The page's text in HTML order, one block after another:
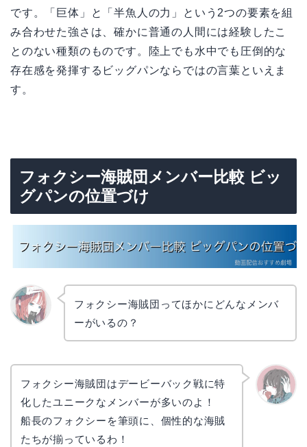
です。「巨体」と「半魚人の力」という2つの要素を組
み合わせた強さは、確かに普通の人間には経験したこ
とのない種類のものです。陸上でも水中でも圧倒的な
存在感を発揮するビッグパンならではの言葉といえま
す。
フォクシー海賊団メンバー比較 ビッ
グパンの位置づけ
フォクシー海賊団ってほかにどんなメンバ
ーがいるの？
フォクシー海賊団はデービーバック戦に特
化したユニークなメンバーが多いのよ！
船長のフォクシーを筆頭に、個性的な海賊
たちが揃っているわ！